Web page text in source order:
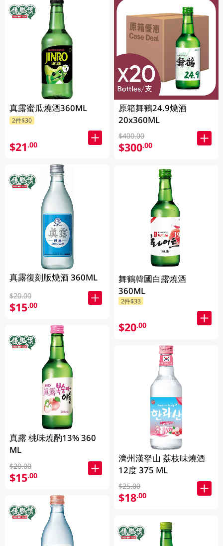
真露蜜瓜燒酒360ML
2件$30
$21.00
真露復刻版燒酒 360ML
$20.00
$15.00
真露 桃味燒酌13% 360
ML
$20.00
$15.00
原箱舞鶴24.9燒酒
20x360ML
$400.00
$300.00
舞鶴韓國白露燒酒
360ML
2件$33
$20.00
濟州漢拏山 荔枝味燒酒
12度 375 ML
$25.00
$18.00